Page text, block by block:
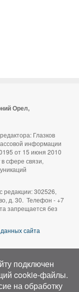
Орел,
Глазков
информации
от 15 июня 2010
сфере связи,
редакции: 302526,
д. 30. Телефон - +7
запрещается без
сайта
подключен
cookie-файлы.
на обработку